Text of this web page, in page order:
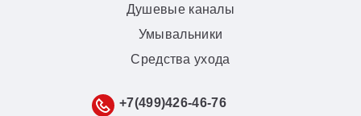
Душевые каналы
Умывальники
Средства ухода
+7(499)426-46-76